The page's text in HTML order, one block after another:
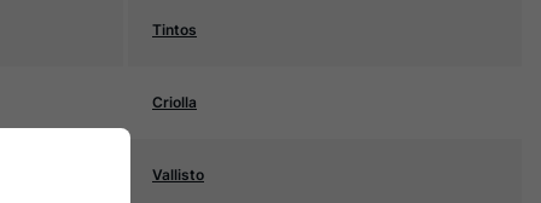
Tintos
Criolla
Vallisto